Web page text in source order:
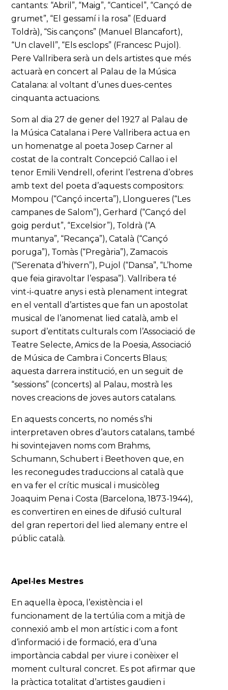
cantants: “Abril”, “Maig”, “Canticel”, “Cançó de
grumet”, “El gessamí i la rosa” (Eduard
Toldrà), “Sis cançons” (Manuel Blancafort),
“Un clavell”, “Els esclops” (Francesc Pujol).
Pere Vallribera serà un dels artistes que més
actuarà en concert al Palau de la Música
Catalana: al voltant d’unes dues-centes
cinquanta actuacions.
Som al dia 27 de gener del 1927 al Palau de
la Música Catalana i Pere Vallribera actua en
un homenatge al poeta Josep Carner al
costat de la contralt Concepció Callao i el
tenor Emili Vendrell, oferint l’estrena d’obres
amb text del poeta d’aquests compositors:
Mompou (“Cançó incerta”), Llongueres (“Les
campanes de Salom”), Gerhard (“Cançó del
goig perdut”, “Excelsior”), Toldrà (“A
muntanya”, “Recança”), Català (“Cançó
poruga”), Tomàs (“Pregària”), Zamacois
(“Serenata d’hivern”), Pujol (“Dansa”, “L’home
que feia giravoltar l’espasa”). Vallribera té
vint-i-quatre anys i està plenament integrat
en el ventall d’artistes que fan un apostolat
musical de l’anomenat lied català, amb el
suport d’entitats culturals com l’Associació de
Teatre Selecte, Amics de la Poesia, Associació
de Música de Cambra i Concerts Blaus;
aquesta darrera institució, en un seguit de
“sessions” (concerts) al Palau, mostrà les
noves creacions de joves autors catalans.
En aquests concerts, no només s’hi
interpretaven obres d’autors catalans, també
hi sovintejaven noms com Brahms,
Schumann, Schubert i Beethoven que, en
les reconegudes traduccions al català que
en va fer el crític musical i musicòleg
Joaquim Pena i Costa (Barcelona, 1873-1944),
es convertiren en eines de difusió cultural
del gran repertori del lied alemany entre el
públic català.
Apel·les Mestres
En aquella època, l’existència i el
funcionament de la tertúlia com a mitjà de
connexió amb el mon artístic i com a font
d’informació i de formació, era d’una
importància cabdal per viure i conèixer el
moment cultural concret. Es pot afirmar que
la pràctica totalitat d’artistes gaudien i